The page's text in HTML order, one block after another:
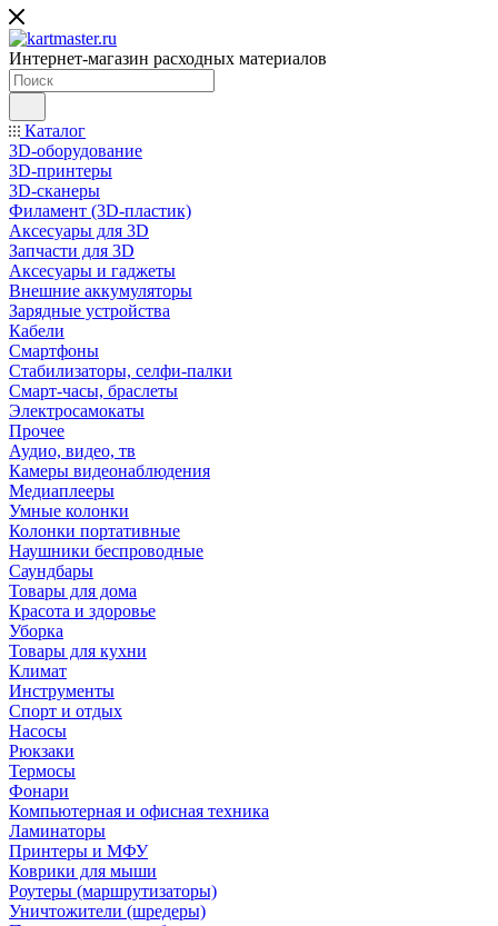
Интернет-магазин расходных материалов
Каталог
3D-оборудование
3D-принтеры
3D-сканеры
Филамент (3D-пластик)
Аксесуары для 3D
Запчасти для 3D
Аксесуары и гаджеты
Внешние аккумуляторы
Зарядные устройства
Кабели
Смартфоны
Стабилизаторы, селфи-палки
Смарт-часы, браслеты
Электросамокаты
Прочее
Аудио, видео, тв
Камеры видеонаблюдения
Медиаплееры
Умные колонки
Колонки портативные
Наушники беспроводные
Саундбары
Товары для дома
Красота и здоровье
Уборка
Товары для кухни
Климат
Инструменты
Спорт и отдых
Насосы
Рюкзаки
Термосы
Фонари
Компьютерная и офисная техника
Ламинаторы
Принтеры и МФУ
Коврики для мыши
Роутеры (маршрутизаторы)
Уничтожители (шредеры)